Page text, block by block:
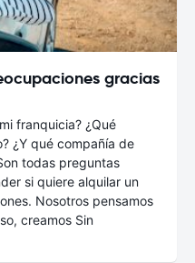
gracias
franquicia? ¿Qué
¿Y qué compañía de
todas preguntas
si quiere alquilar un
Nosotros pensamos
creamos Sin